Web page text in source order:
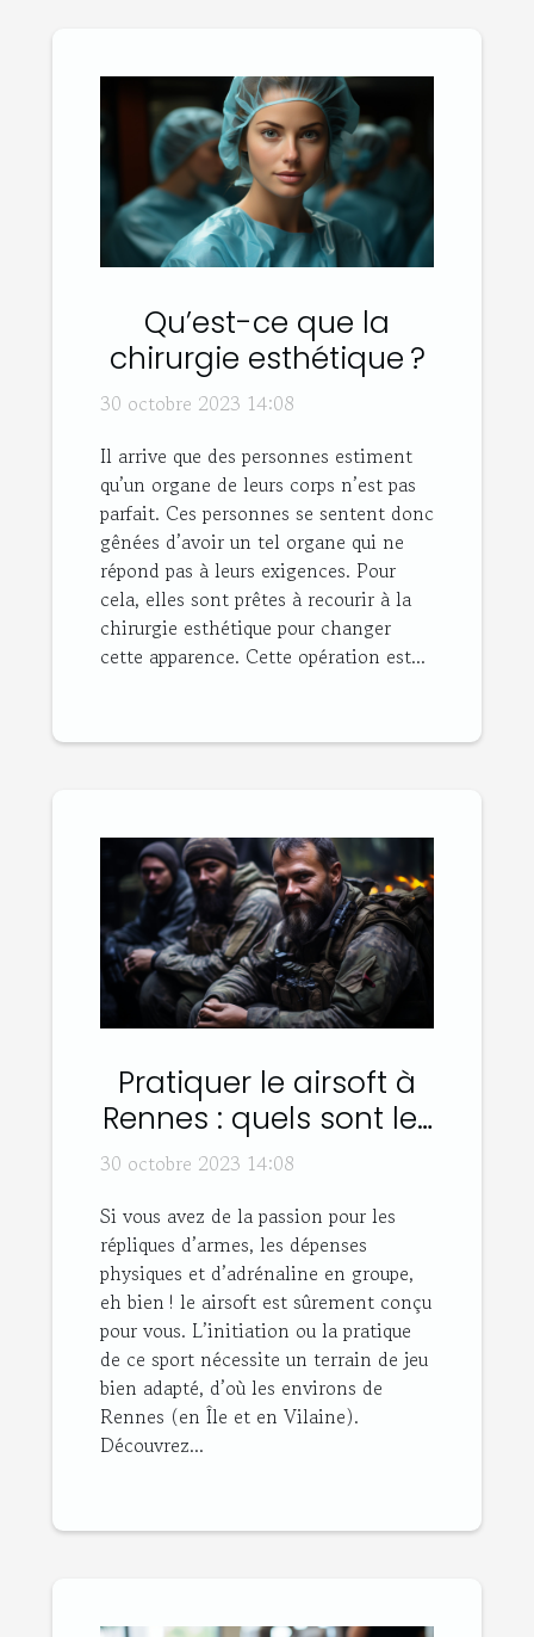
Qu’est-ce que la
chirurgie esthétique ?
30 octobre 2023 14:08
Il arrive que des personnes estiment
qu’un organe de leurs corps n’est pas
parfait. Ces personnes se sentent donc
gênées d’avoir un tel organe qui ne
répond pas à leurs exigences. Pour
cela, elles sont prêtes à recourir à la
chirurgie esthétique pour changer
cette apparence. Cette opération est...
Pratiquer le airsoft à
Rennes : quels sont les
bons plans ?
30 octobre 2023 14:08
Si vous avez de la passion pour les
répliques d’armes, les dépenses
physiques et d’adrénaline en groupe,
eh bien ! le airsoft est sûrement conçu
pour vous. L’initiation ou la pratique
de ce sport nécessite un terrain de jeu
bien adapté, d’où les environs de
Rennes (en Île et en Vilaine).
Découvrez...